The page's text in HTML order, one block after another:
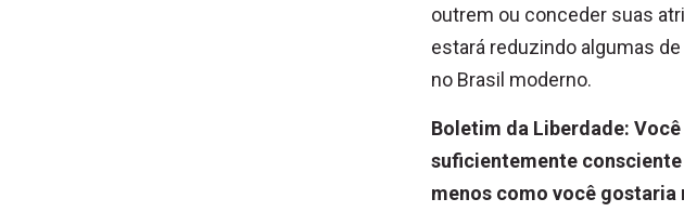
outrem ou conceder suas
estará reduzindo algumas
no Brasil moderno.
Boletim da Liberdade:
suficientemente
menos como você gostaria